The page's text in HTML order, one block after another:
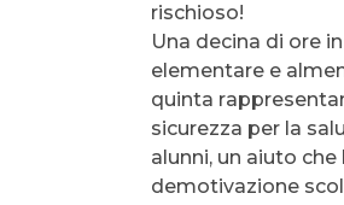
rischioso!
Una decina di ore
elementare e
quinta
sicurezza per la
alunni, un aiuto
demotivazione